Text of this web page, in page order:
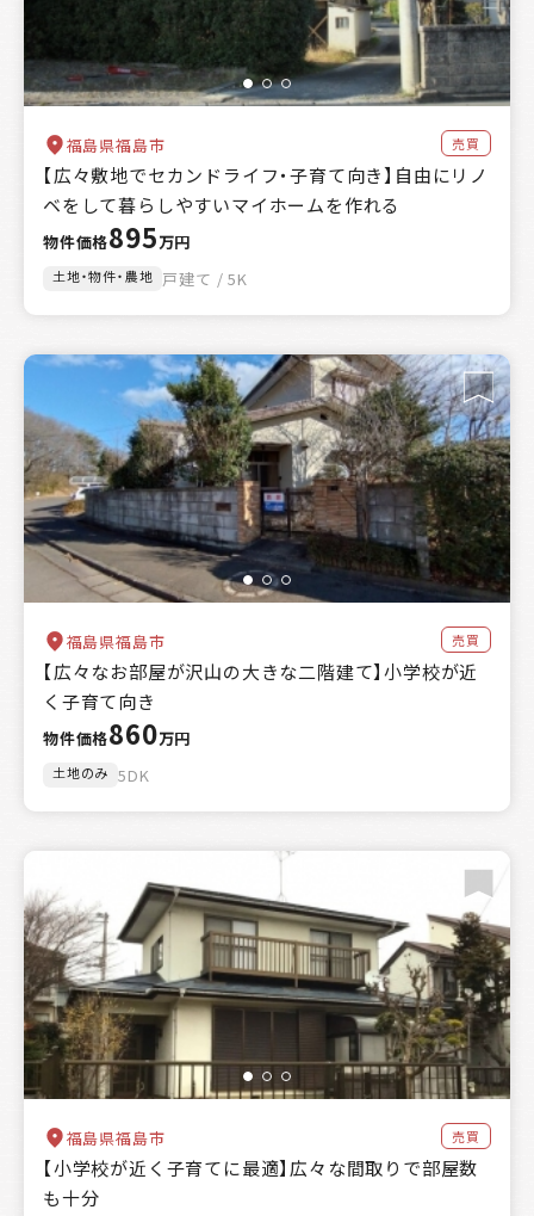
福島県福島市 売買
【広々敷地でセカンドライフ・子育て向き】自由にリノ
ベをして暮らしやすいマイホームを作れる
物件価格895万円
土地・物件・農地 戸建て / 5K
福島県福島市 売買
【広々なお部屋が沢山の大きな二階建て】小学校が近
く子育て向き
物件価格860万円
土地のみ 5DK
福島県福島市 売買
【小学校が近く子育てに最適】広々な間取りで部屋数
も十分